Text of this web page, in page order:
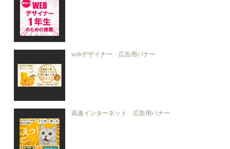
webデザイナー 広告用バナー
高速インターネット 広告用バナー